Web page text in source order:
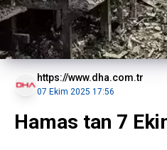
https://www.dha.com.tr
07 Ekim 2025 17:56
Hamas tan 7